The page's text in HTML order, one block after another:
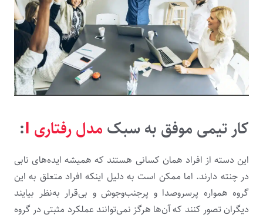
کار تیمی موفق به سبک مدل رفتاری I :
این دسته از افراد همان کسانی هستند که همیشه ایده‌های نابی
در چنته دارند. اما ممکن است به دلیل اینکه افراد متعلق به این
گروه همواره پرسروصدا و پرجنب‌وجوش و بی‌قرار به‌نظر بیایند
دیگران تصور کنند که آن‌ها هرگز نمی‌توانند عملکرد مثبتی در گروه